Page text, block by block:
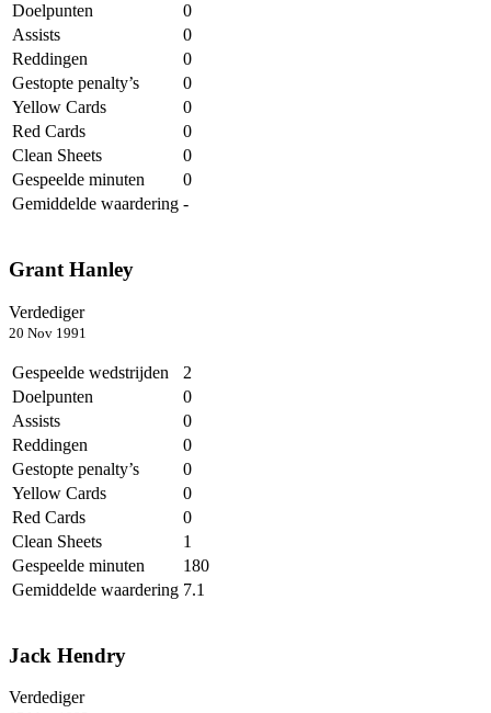
Doelpunten
0
Assists
0
Reddingen
0
Gestopte penalty’s
0
Yellow Cards
0
Red Cards
0
Clean Sheets
0
Gespeelde minuten
0
Gemiddelde waardering -
Grant Hanley
Verdediger
20 Nov 1991
Gespeelde wedstrijden
2
Doelpunten
0
Assists
0
Reddingen
0
Gestopte penalty’s
0
Yellow Cards
0
Red Cards
0
Clean Sheets
1
Gespeelde minuten
180
Gemiddelde waardering 7.1
Jack Hendry
Verdediger